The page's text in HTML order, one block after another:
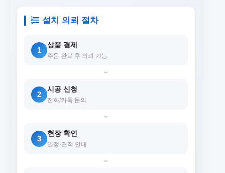
설치 의뢰 절차
1
상품 결제
주문 완료 후 의뢰 가능
›
2
시공 신청
전화/카톡 문의
›
3
현장 확인
일정·견적 안내
›